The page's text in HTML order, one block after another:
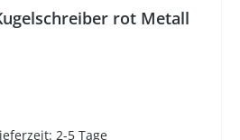
rot Metall
2-5 Tage